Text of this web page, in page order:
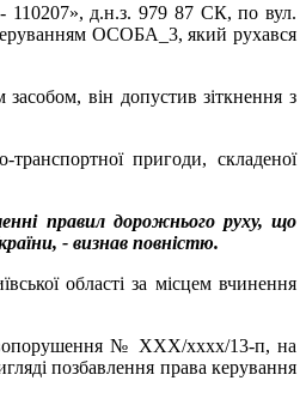
110207», д.н.з. 979 87 СК, по вул.
ОСОБА_3, який рухався
він допустив зіткнення з
пригоди, складеної
правил дорожнього руху, що
- визнав повністю.
області за місцем вчинення
№ XXX/xxxx/13-п, на
позбавлення права керування